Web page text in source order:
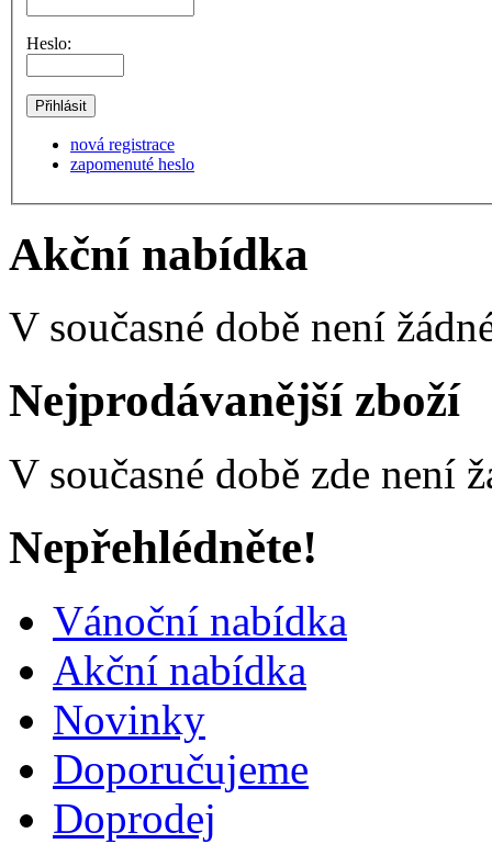
Heslo:
nová registrace
zapomenuté heslo
Akční nabídka
V současné době není
Nejprodávanější zboží
V současné době zde není
Nepřehlédněte!
Vánoční nabídka
Akční nabídka
Novinky
Doporučujeme
Doprodej